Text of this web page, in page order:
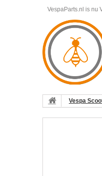
VespaParts.nl is nu
Vespa